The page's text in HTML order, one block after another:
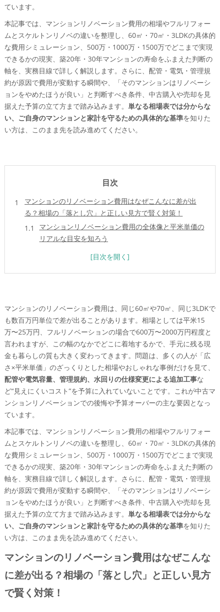
ています。
本記事では、マンションリノベーション費用の相場やフルリフォー
ムとスケルトンリノベの違いを整理し、60㎡・70㎡・3LDKの具体的
な費用シミュレーション、500万・1000万・1500万でどこまで実現
できるかの現実、築20年・30年マンションの寿命をふまえた判断の
軸を、実務目線で詳しく解説します。さらに、配管・電気・管理規
約が原因で費用が変動する瞬間や、「そのマンションはリノベーシ
ョンをやめたほうが良い」と判断すべき条件、中古購入や売却を見
据えた予算の立て方まで踏み込みます。 単なる相場表では分からな
い、ご自身のマンションと家計を守るための具体的な基準を知りた
い方は、このまま先を読み進めてください。
目次
マンションのリノベーション費用はなぜこんなに差が出
る？相場の「落とし穴」と正しい見方で賢く対策！
マンションリノベーション費用の全体像と平米単価の
リアルな目安を知ろう
60平米や70平米や80平米で変わる！間取り別と広さ
別のざっくり相場感を徹底解説
60平米や70平米や3LDKは「いくらでどこまで」変えられ
る？広さ別と予算別の現実シミュレーションを体験！
60平米マンションのリノベーション費用でよくある3
パターン（500万・800万・1000万）を比べてみた
70平米や3LDKマンションのリノベーション費用相場
と、間取り変更の有無で変わる金額差の実例
築20年や築30年のマンションリフォーム費用の考え
方と「寿命」をふまえた判断軸を公開
水回りを甘く見ると一気に予算オーバー？キッチンやお風
呂やトイレのリフォーム費用の本音と対策
キッチンリフォーム費用のリアル！壁付けから対面や
アイランドに変えるとどこまで高くなる？
お風呂や洗面やトイレのリフォーム費用をセットで考
えると得する理由を大公開
マンションの浴室サイズ変更やバリアフリー化で起こ
る“見えない追加費用”の正体とは
この一文を読み飛ばすと危険 配管や電気や管理規約がリノ
ベーション費用を狂わせる瞬間を見逃すな
解体してから発覚する配管や下地トラブル そのとき
電気容量や分電盤や専用回路の見落としは暮らしと工
事費に地味だけど大きなダメージ
ケルトンリフォームの可否とコスト増の実例をチェッ
マンションのリノベーション費用は、同じ60㎡や70㎡、同じ3LDKで
も数百万円単位で差が出ることがあります。相場としては平米15
万〜25万円、フルリノベーションの場合で600万〜2000万円程度と
言われますが、この幅のなかでどこに着地するかで、手元に残る現
金も暮らしの質も大きく変わってきます。問題は、多くの人が「広
さ×平米単価」のざっくりとした相場やおしゃれな事例だけを見て、
配管や電気容量、管理規約、水回りの仕様変更による追加工事な
ど“見えにくいコスト”を予算に入れていないことです。これが中古マ
ンションリノベーションでの後悔や予算オーバーの主な要因となっ
ています。
本記事では、マンションリノベーション費用の相場やフルリフォー
ムとスケルトンリノベの違いを整理し、60㎡・70㎡・3LDKの具体的
な費用シミュレーション、500万・1000万・1500万でどこまで実現
できるかの現実、築20年・30年マンションの寿命をふまえた判断の
軸を、実務目線で詳しく解説します。さらに、配管・電気・管理規
約が原因で費用が変動する瞬間や、「そのマンションはリノベーシ
ョンをやめたほうが良い」と判断すべき条件、中古購入や売却を見
据えた予算の立て方まで踏み込みます。 単なる相場表では分からな
い、ご自身のマンションと家計を守るための具体的な基準を知りた
い方は、このまま先を読み進めてください。
マンションのリノベーション費用はなぜこんな
に差が出る？相場の「落とし穴」と正しい見方
で賢く対策！